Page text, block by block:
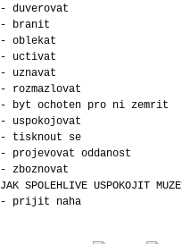
- duverovat
- branit
- oblekat
- uctivat
- uznavat
- rozmazlovat
- byt ochoten pro ni zemrit
- uspokojovat
- tisknout se
- projevovat oddanost
- zboznovat
JAK SPOLEHLIVE USPOKOJIT
- prijit naha